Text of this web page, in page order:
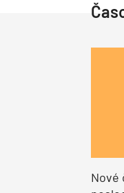
Nové